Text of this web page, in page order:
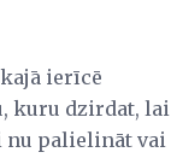
ierīcē
kuru dzirdat, lai
nu palielināt vai